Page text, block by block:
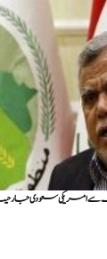
سے امریکی سعودی